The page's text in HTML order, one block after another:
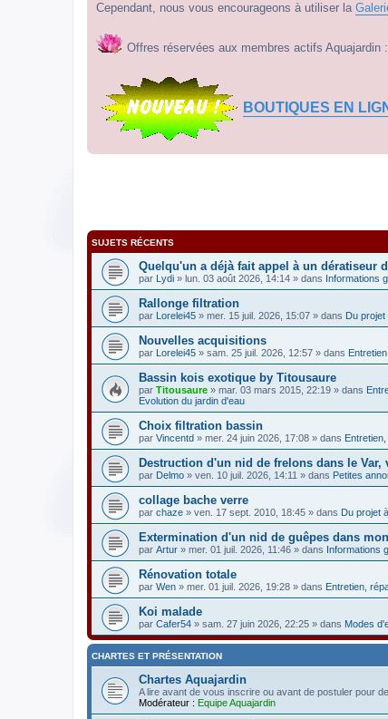
Cependant, nous vous encourageons à utiliser la
Offres réservées aux membres actifs Aquajardin :
BOUTIQUES EN
SUJETS RÉCENTS
Quelqu'un a déjà fait appel à un dératiseur
par Lydi » lun. 03 août 2026, 14:14 » dans Informations
Rallonge filtration
par Lorelei45 » mer. 15 juil. 2026, 15:07 » dans Du projet
Nouvelles acquisitions
par Lorelei45 » sam. 25 juil. 2026, 12:57 » dans
Bassin kois exotique by Titousaure
par Titousaure » mar. 03 mars 2015, 22:19 » dans
Evolution du jardin d'eau
Choix filtration bassin
par Vincentd » mer. 24 juin 2026, 17:08 » dans
Destruction d'un nid de frelons dans le Var,
par Delmo » ven. 10 juil. 2026, 14:11 » dans Petites
collage bache verre
par chaze » ven. 17 sept. 2010, 18:45 » dans Du projet
Extermination d'un nid de guêpes dans
par Artur » mer. 01 juil. 2026, 11:46 » dans Informations
Rénovation totale
par Wen » mer. 01 juil. 2026, 19:28 » dans Entretien,
Koi malade
par Cafer54 » sam. 27 juin 2026, 22:25 » dans Modes
CHARTES ET PRÉSENTATION
Chartes Aquajardin
A lire avant de vous inscrire ou avant de postuler pour
Modérateur : Equipe Aquajardin